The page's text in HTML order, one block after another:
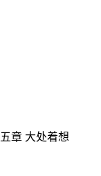
章 大处着想